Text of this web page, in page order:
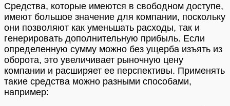
Средства, которые имеются в свободном доступе,
имеют большое значение для компании, поскольку
они позволяют как уменьшать расходы, так и
генерировать дополнительную прибыль. Если
определенную сумму можно без ущерба изъять из
оборота, это увеличивает рыночную цену
компании и расширяет ее перспективы. Применять
такие средства можно разными способами,
например: